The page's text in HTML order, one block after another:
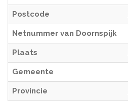
Postcode
Netnummer van Doornspijk
Plaats
Gemeente
Provincie